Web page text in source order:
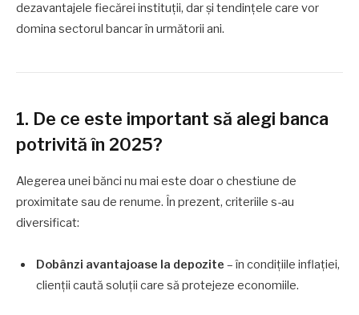
dezavantajele fiecărei instituții, dar și tendințele care vor
domina sectorul bancar în următorii ani.
1. De ce este important să alegi banca
potrivită în 2025?
Alegerea unei bănci nu mai este doar o chestiune de
proximitate sau de renume. În prezent, criteriile s-au
diversificat:
Dobânzi avantajoase la depozite – în condițiile inflației,
clienții caută soluții care să protejeze economiile.